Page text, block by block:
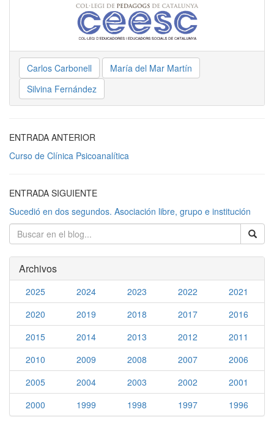
Carlos Carbonell
María del Mar Martín
Silvina Fernández
ENTRADA ANTERIOR
Curso de Clínica Psicoanalítica
ENTRADA SIGUIENTE
Sucedió en dos segundos. Asociación libre, grupo e institución
Archivos
2025 2024 2023 2022
2021
2020
2019 2018 2017
2016
2015
2014 2013 2012
2011
2010
2009 2008 2007
2006
2005
2004 2003 2002
2001
2000
1999 1998 1997 1996